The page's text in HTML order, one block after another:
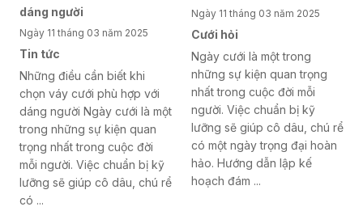
dáng người
Ngày 11 tháng 03 năm 2025
Tin tức
Những điều cần biết khi
chọn váy cưới phù hợp với
dáng người Ngày cưới là một
trong những sự kiện quan
trọng nhất trong cuộc đời
mỗi người. Việc chuẩn bị kỹ
lưỡng sẽ giúp cô dâu, chú rể
có ...
Ngày 11 tháng 03 năm 2025
Cưới hỏi
Ngày cưới là một trong
những sự kiện quan trọng
nhất trong cuộc đời mỗi
người. Việc chuẩn bị kỹ
lưỡng sẽ giúp cô dâu, chú rể
có một ngày trọng đại hoàn
hảo. Hướng dẫn lập kế
hoạch đám ...